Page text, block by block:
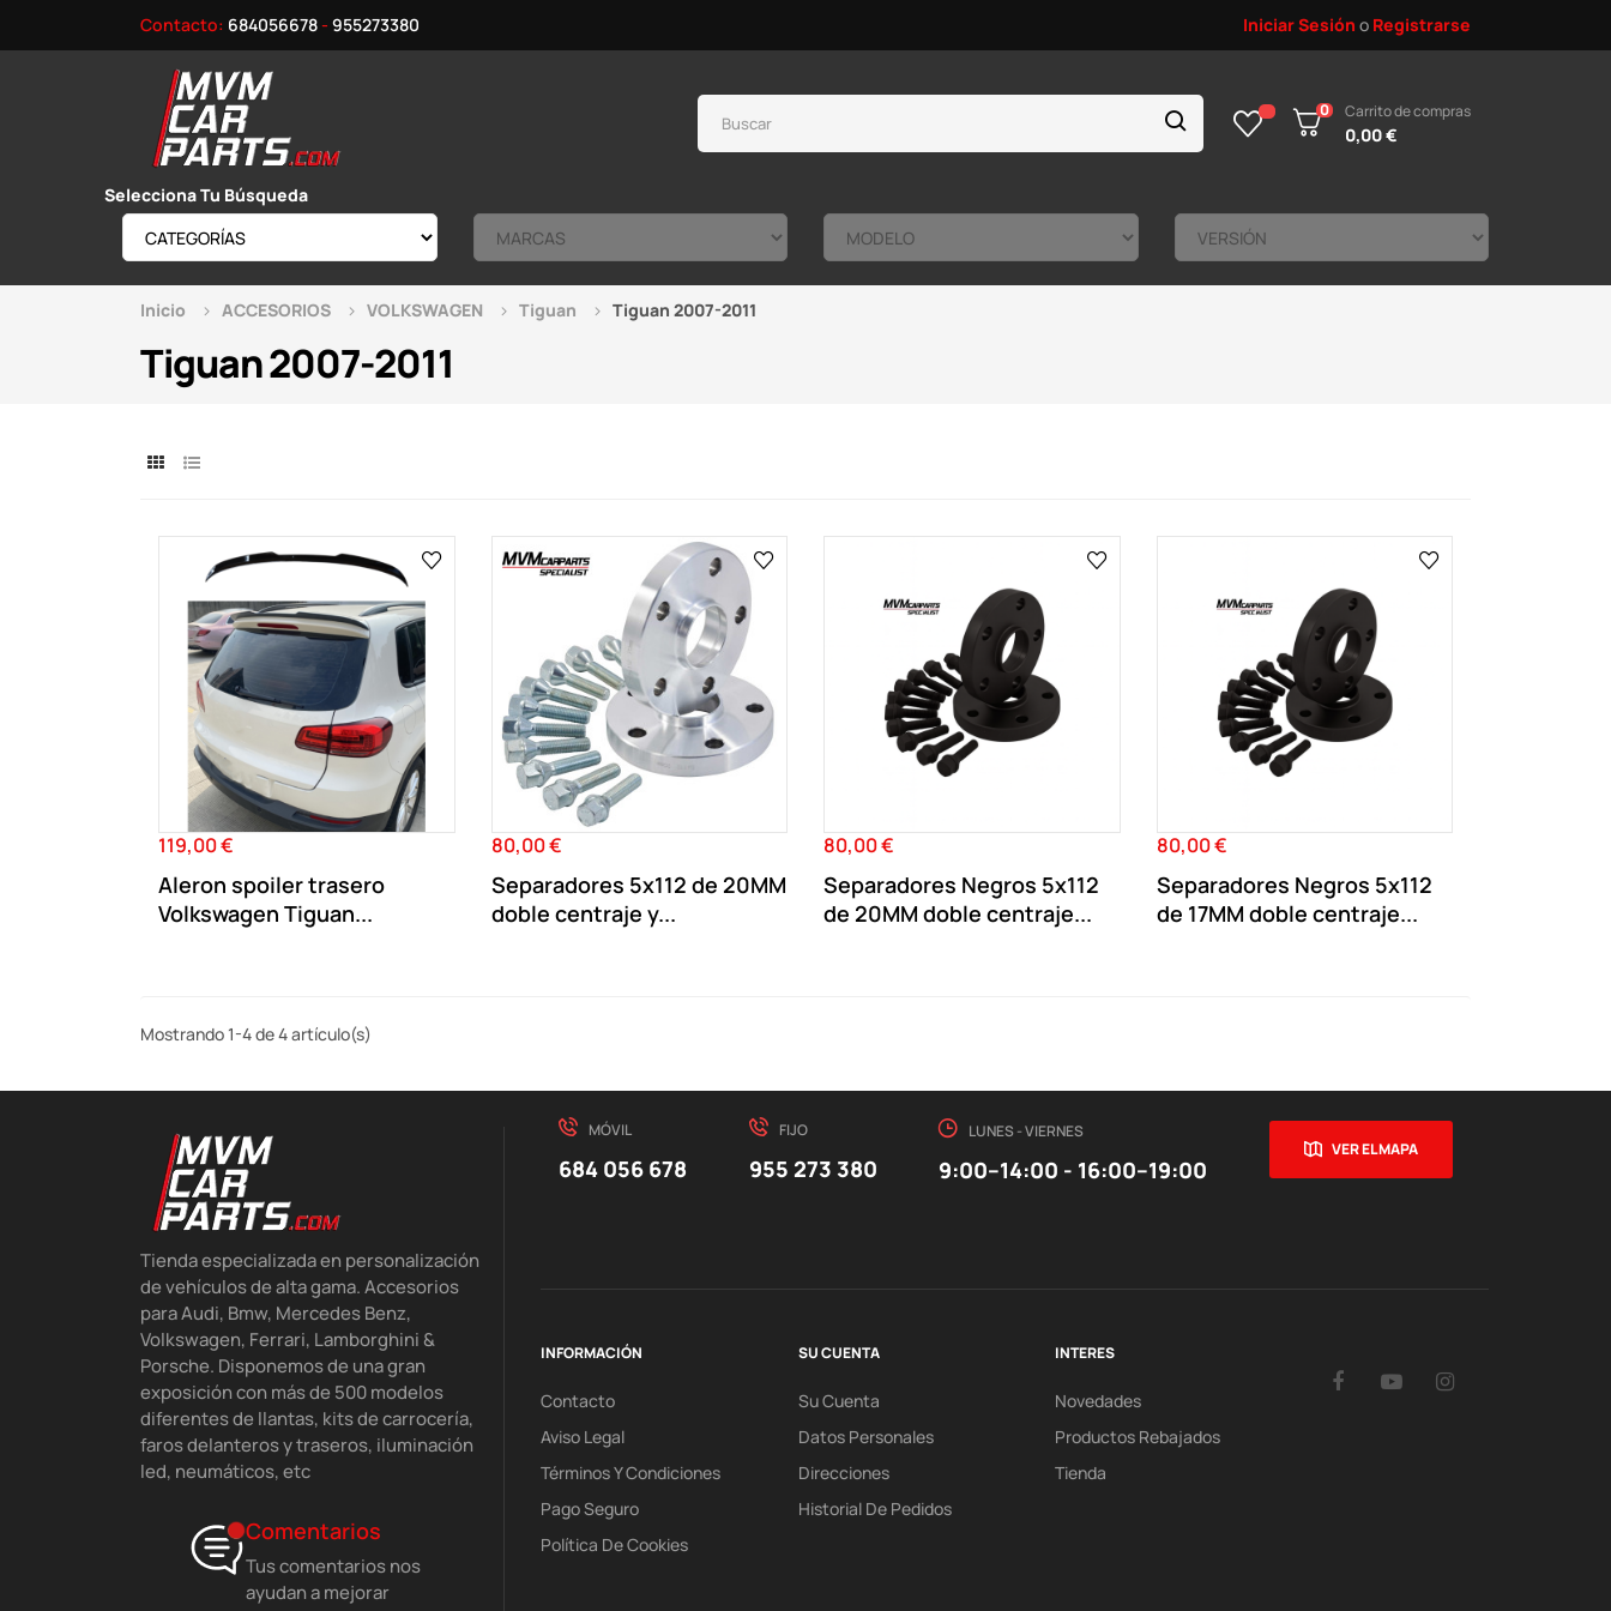
Contacto: 684056678- 955273380 Iniciar Sesión o Registrarse
0 Carrito de compras
0,00 €
Selecciona Tu Búsqueda
Tiguan 2007-2011
Inicio ACCESORIOS VOLKSWAGEN Tiguan Tiguan 2007-2011
Precio
119,00 €
Aleron spoiler trasero
Volkswagen Tiguan...
Precio
80,00 €
Separadores 5x112 de 20MM
doble centraje y...
Precio
80,00 €
Separadores Negros 5x112
de 20MM doble centraje...
Precio
80,00 €
Separadores Negros 5x112
de 17MM doble centraje...
Mostrando 1-4 de 4 artículo(s)
Tienda especializada en personalización
de vehículos de alta gama. Accesorios
para Audi, Bmw, Mercedes Benz,
Volkswagen, Ferrari, Lamborghini &
Porsche. Disponemos de una gran
exposición con más de 500 modelos
diferentes de llantas, kits de carrocería,
faros delanteros y traseros, iluminación
led, neumáticos, etc
Comentarios
Tus comentarios nos
ayudan a mejorar
MÓVIL
684 056 678
FIJO
955 273 380
LUNES - VIERNES
9:00–14:00 - 16:00–19:00
VER EL MAPA
INFORMACIÓN
Contacto
Aviso Legal
Términos Y Condiciones
Pago Seguro
Política De Cookies
SU CUENTA
Su Cuenta
Datos Personales
Direcciones
Historial De Pedidos
INTERES
Novedades
Productos Rebajados
Tienda
FacebookYouTube